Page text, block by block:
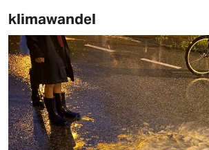
klimawandel